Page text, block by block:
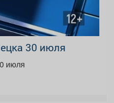
30 июля
июля